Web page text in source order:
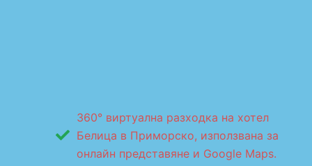
360° виртуална разходка на хотел
Белица в Приморско, използвана за
онлайн представяне и Google Maps.